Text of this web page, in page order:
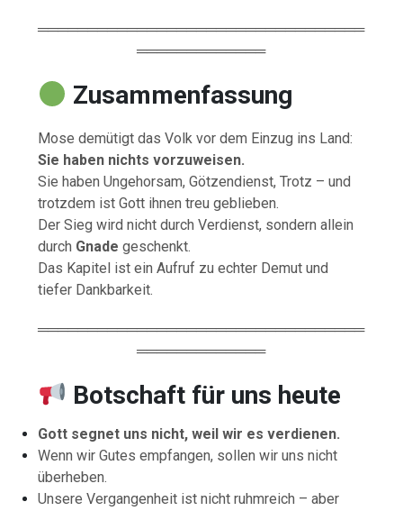
═════════════════════════════════
═════════════
Zusammenfassung
Mose demütigt das Volk vor dem Einzug ins Land:
Sie haben nichts vorzuweisen.
Sie haben Ungehorsam, Götzendienst, Trotz – und
trotzdem ist Gott ihnen treu geblieben.
Der Sieg wird nicht durch Verdienst, sondern allein
durch Gnade geschenkt.
Das Kapitel ist ein Aufruf zu echter Demut und
tiefer Dankbarkeit.
═════════════════════════════════
═════════════
Botschaft für uns heute
Gott segnet uns nicht, weil wir es verdienen.
Wenn wir Gutes empfangen, sollen wir uns nicht
überheben.
Unsere Vergangenheit ist nicht ruhmreich – aber